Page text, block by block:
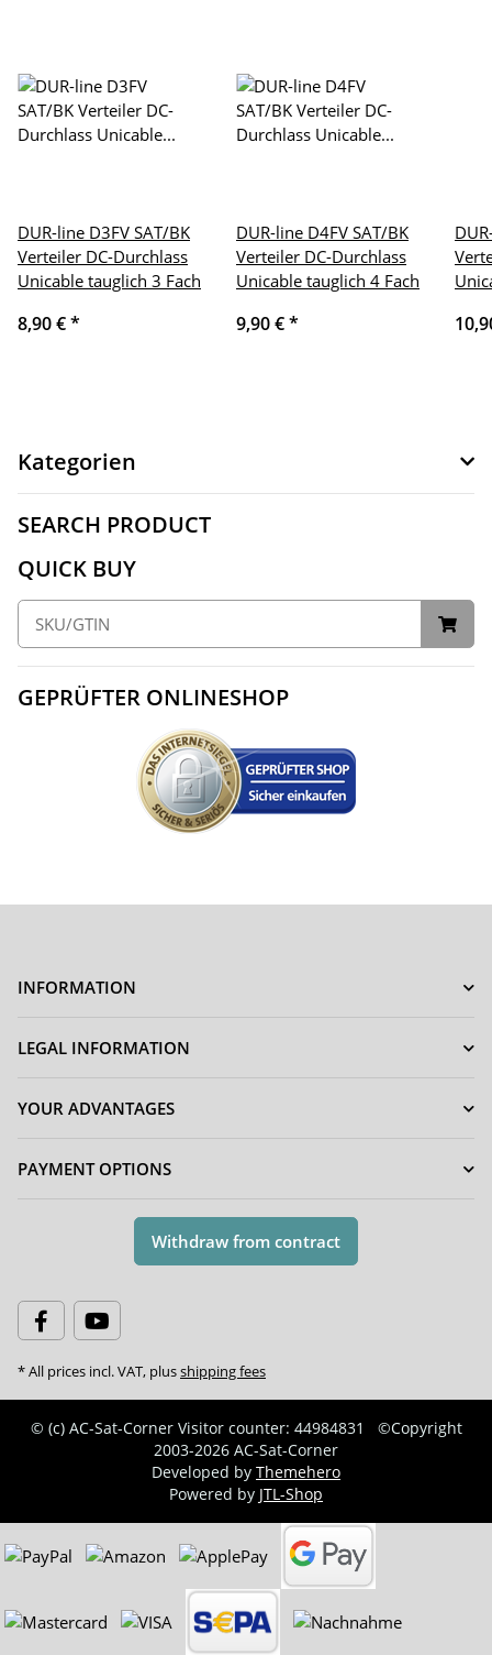
DUR-line D3FV SAT/BK
Verteiler DC-Durchlass
Unicable tauglich 3 Fach
8,90 €*
DUR-line D4FV SAT/BK
Verteiler DC-Durchlass
Unicable tauglich 4 Fach
9,90 €*
Kategorien
SEARCH PRODUCT
QUICK BUY
GEPRÜFTER ONLINESHOP
INFORMATION
LEGAL INFORMATION
YOUR ADVANTAGES
PAYMENT OPTIONS
Withdraw from contract
* All prices incl. VAT, plusshipping fees
© (c) AC-Sat-CornerVisitor counter: 44984831
©Copyright
2003-2026 AC-Sat-Corner
Developed by Themehero
Powered by JTL-Shop